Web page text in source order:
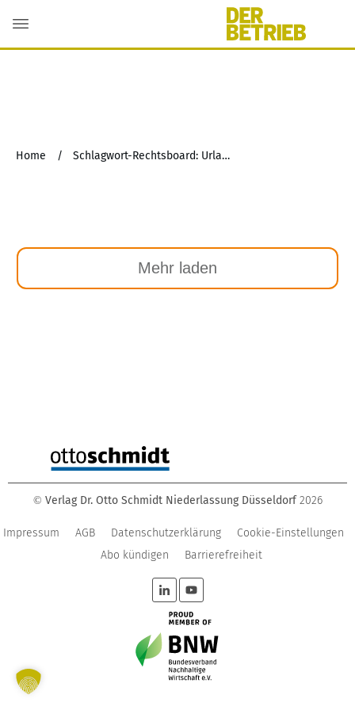
Home / Schlagwort-Rechtsboard: Urlaubsrecht
Mehr laden
© Verlag Dr. Otto Schmidt Niederlassung Düsseldorf 2026
Impressum AGB Datenschutzerklärung
Cookie-Einstellungen
Abo kündigen
Barrierefreiheit